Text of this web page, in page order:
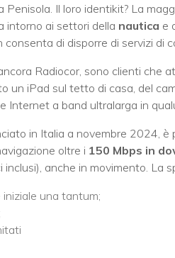
Penisola. Il loro identikit? La
intorno ai settori della nautica e
consenta di disporre di servizi di
Radiocor, sono clienti che
un iPad sul tetto di casa, del
Internet a band ultralarga in
in Italia a novembre 2024, è
oltre i 150 Mbps in
anche in movimento. La
una tantum;